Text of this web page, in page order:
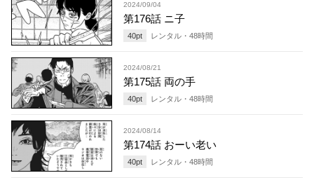
2024/09/04
第176話 ニ子
40pt レンタル・ 48時間
2024/08/21
第175話 両の手
40pt レンタル・ 48時間
2024/08/14
第174話 おーい老い
40pt レンタル・ 48時間